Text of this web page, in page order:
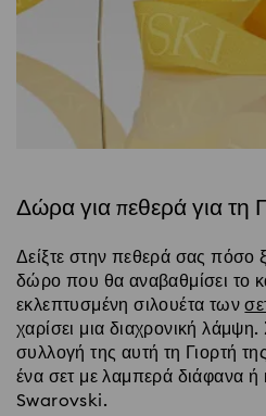
Δώρα για πεθερά για τη
Δείξτε στην πεθερά σας πόσο
δώρο που θα αναβαθμίσει το
εκλεπτυσμένη σιλουέτα των
χαρίσει μια διαχρονική
συλλογή της αυτή τη Γιορτή
ένα σετ με λαμπερά διάφανα ή
Swarovski.